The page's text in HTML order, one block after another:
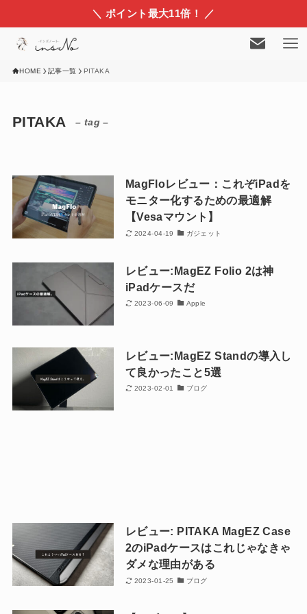
＼ ポイント最大11倍！ ／
HOME 記事一覧 PITAKA
PITAKA – tag –
MagFloレビュー：これぞiPadを
モニター化するための最適解
【Vesaマウント】
2024-04-19 ガジェット
レビュー:MagEZ Folio 2は神
iPadケースだ
2023-06-09 Apple
レビュー:MagEZ Standの導入し
て良かったこと5選
2023-02-01 ブログ
レビュー: PITAKA MagEZ Case
2のiPadケースはこれじゃなきゃ
ダメな理由がある
2023-01-25 ブログ